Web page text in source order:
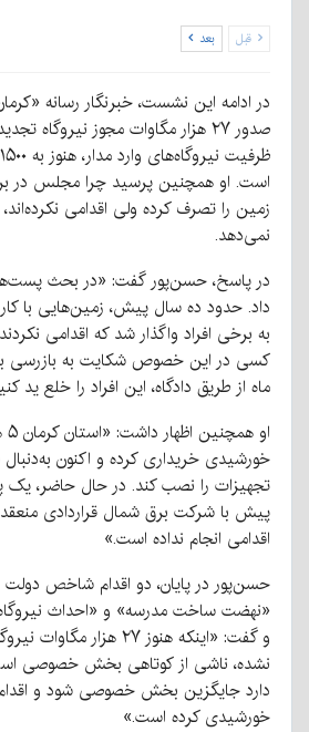
قبل بعد
در ادامه این نشست، خبرنگار رسانه
صدور ۲۷ هزار مگاوات مجوز نیروگاه
است. او همچنین پرسید چرا مجلس در
زمین را تصرف کرده ولی اقدامی
نمی‌دهد.
در پاسخ، حسن‌پور گفت: «در بحث
داد. حدود ده سال پیش، زمین‌هایی با
به برخی افراد واگذار شد که اقدامی
کسی در این خصوص شکایت به بازرسی
ماه از طریق دادگاه، این افراد را خلع ید
خورشیدی خریداری کرده و اکنون
تجهیزات را نصب کند. در حال حاضر، یک
پیش با شرکت برق شمال قراردادی منعقد
اقدامی انجام نداده است.»
حسن‌پور در پایان، دو اقدام شاخص دولت
«نهضت ساخت مدرسه» و «احداث
و گفت: «اینکه هنوز ۲۷
نشده، ناشی از کوتاهی بخش خصوصی
دارد جایگزین بخش خصوصی شود و اقدام
خورشیدی کرده است.»